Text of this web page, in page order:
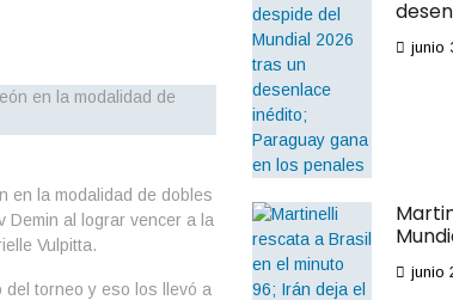
en la modalidad de dobles
Demin al lograr vencer a la
Vulpitta.
torneo y eso los llevó a
junio
junio